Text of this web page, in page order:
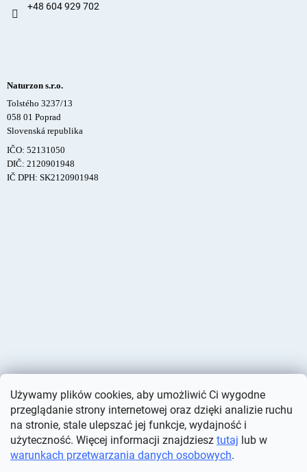
Używamy plików cookies, aby umożliwić Ci wygodne
przeglądanie strony internetowej oraz dzięki analizie ruchu
na stronie, stale ulepszać jej funkcje, wydajność i
użyteczność. Więcej informacji znajdziesz tutaj lub w
warunkach przetwarzania danych osobowych.
+48 604 929 702
Naturzon s.r.o.
Tolstého 3237/13
058 01 Poprad
Slovenská republika
IČO: 52131050
DIČ: 2120901948
IČ DPH: SK2120901948